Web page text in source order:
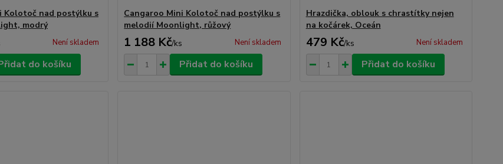
Kolotoč nad postýlku s
modrý
Není skladem
do košíku
Cangaroo Mini Kolotoč nad postýlku s
melodií Moonlight, růžový
1 188 Kč/ks Není skladem
Přidat do košíku
Hrazdička, oblouk s chrastítky nejen
na kočárek, Oceán
479 Kč/ks Není skladem
Přidat do košíku